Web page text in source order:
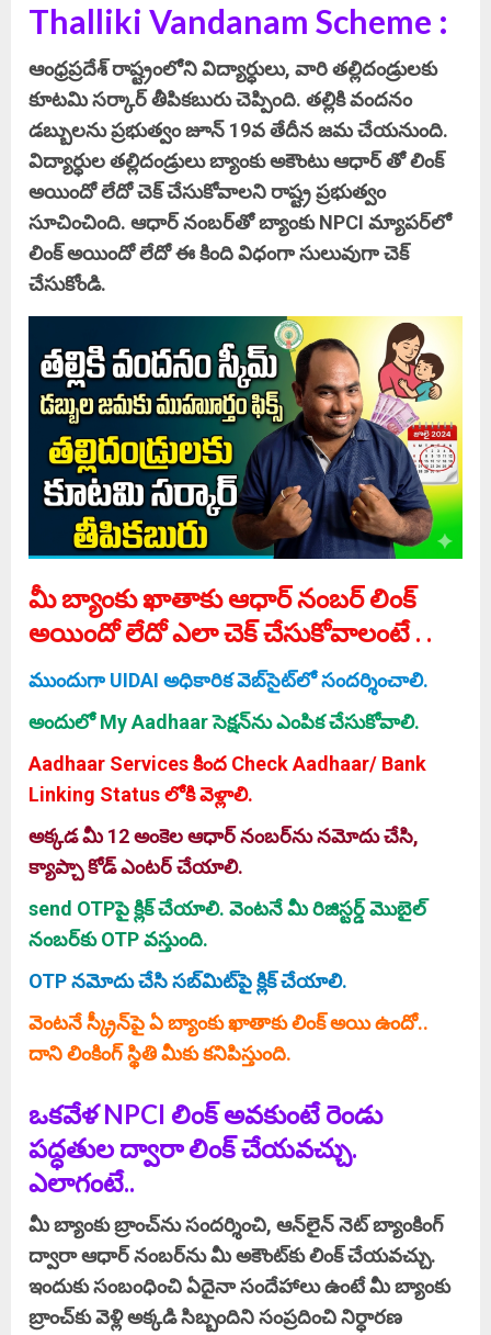
Thalliki Vandanam Scheme :
ఆంధ్రప్రదేశ్ రాష్ట్రంలోని విద్యార్ధులు, వారి తల్లిదండ్రులకు
కూటమి సర్కార్ తీపికబురు చెప్పింది. తల్లికి వందనం
డబ్బులను ప్రభుత్వం జూన్‌ 19వ తేదీన జమ చేయనుంది.
విద్యార్ధుల తల్లిదండ్రులు బ్యాంకు అకౌంటు ఆధార్ తో లింక్
అయిందో లేదో చెక్‌ చేసుకోవాలని రాష్ట్ర ప్రభుత్వం
సూచించింది. ఆధార్‌ నంబర్‌తో బ్యాంకు NPCI మ్యాపర్‌లో
లింక్‌ అయిందో లేదో ఈ కింది విధంగా సులువుగా చెక్
చేసుకోండి.
మీ బ్యాంకు ఖాతాకు ఆధార్‌ నంబర్ లింక్‌
అయిందో లేదో ఎలా చెక్‌ చేసుకోవాలంటే . .
ముందుగా UIDAI అధికారిక వెబ్‌సైట్‌లో సందర్శించాలి.
అందులో My Aadhaar సెక్షన్‌ను ఎంపిక చేసుకోవాలి.
Aadhaar Services కింద Check Aadhaar/ Bank
Linking Status లోకి వెళ్లాలి.
అక్కడ మీ 12 అంకెల ఆధార్‌ నంబర్‌ను నమోదు చేసి,
క్యాప్చా కోడ్ ఎంటర్‌ చేయాలి.
send OTPపై క్లిక్ చేయాలి. వెంటనే మీ రిజిస్టర్డ్‌ మొబైల్‌
నంబర్‌కు OTP వస్తుంది.
OTP నమోదు చేసి సబ్‌మిట్‌పై క్లిక్‌ చేయాలి.
వెంటనే స్క్రీన్‌పై ఏ బ్యాంకు ఖాతాకు లింక్‌ అయి ఉందో..
దాని లింకింగ్‌ స్థితి మీకు కనిపిస్తుంది.
ఒకవేళ NPCI లింక్‌ అవకుంటే రెండు
పద్ధతుల ద్వారా లింక్‌ చేయవచ్చు.
ఎలాగంటే..
మీ బ్యాంకు బ్రాంచ్‌ను సందర్శించి, ఆన్‌లైన్ నెట్ బ్యాంకింగ్‌
ద్వారా ఆధార్‌ నంబర్‌ను మీ అకౌంట్‌కు లింక్ చేయవచ్చు.
ఇందుకు సంబంధించి ఏదైనా సందేహాలు ఉంటే మీ బ్యాంకు
బ్రాంచ్‌కు వెళ్లి అక్కడి సిబ్బందిని సంప్రదించి నిర్ధారణ